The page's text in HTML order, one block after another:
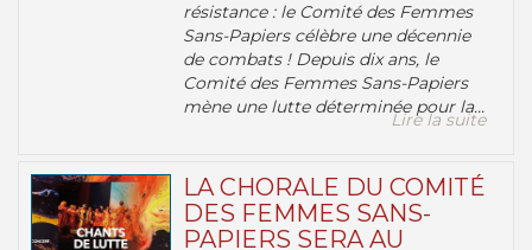
résistance : le Comité des Femmes
Sans-Papiers célèbre une décennie
de combats ! Depuis dix ans, le
Comité des Femmes Sans-Papiers
mène une lutte déterminée pour la...
Lire la suite
LA CHORALE DU COMITÉ
DES FEMMES SANS-
PAPIERS SERA AU